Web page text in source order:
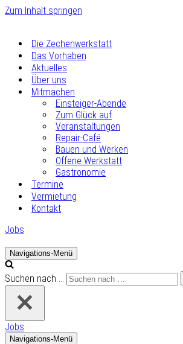
Zum Inhalt springen
Die Zechenwerkstatt
Das Vorhaben
Aktuelles
Über uns
Mitmachen
Einsteiger-Abende
Zum Glück auf
Veranstaltungen
Repair-Café
Bauen und Werken
Offene Werkstatt
Gastronomie
Termine
Vermietung
Kontakt
Jobs
Navigations-Menü
Suchen nach …
Jobs
Navigations-Menü